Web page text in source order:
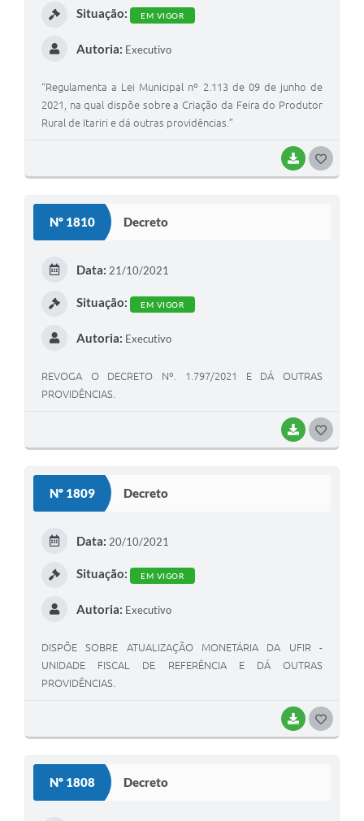
BAIXAR
Situação: EM VIGOR
Autoria: Executivo
“Regulamenta a Lei Municipal nº 2.113 de 09 de junho de
2021, na qual dispõe sobre a Criação da Feira do Produtor
Rural de Itariri e dá outras providências.”
Nº 1810 Decreto
BAIXAR
Data: 21/10/2021
Situação: EM VIGOR
Autoria: Executivo
REVOGA O DECRETO Nº. 1.797/2021 E DÁ OUTRAS
PROVIDÊNCIAS.
Nº 1809 Decreto
BAIXAR
Data: 20/10/2021
Situação: EM VIGOR
Autoria: Executivo
DISPÕE SOBRE ATUALIZAÇÃO MONETÁRIA DA UFIR -
UNIDADE FISCAL DE REFERÊNCIA E DÁ OUTRAS
PROVIDÊNCIAS.
Nº 1808 Decreto